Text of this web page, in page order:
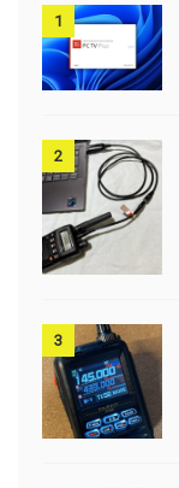
1
2
3